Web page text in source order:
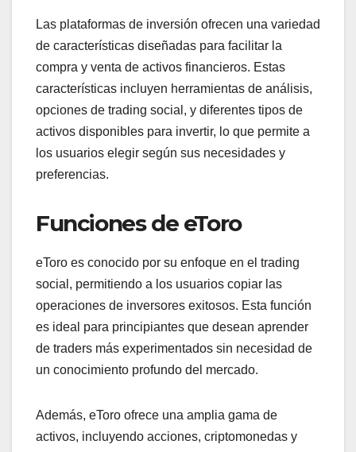
Las plataformas de inversión ofrecen una variedad
de características diseñadas para facilitar la
compra y venta de activos financieros. Estas
características incluyen herramientas de análisis,
opciones de trading social, y diferentes tipos de
activos disponibles para invertir, lo que permite a
los usuarios elegir según sus necesidades y
preferencias.
Funciones de eToro
eToro es conocido por su enfoque en el trading
social, permitiendo a los usuarios copiar las
operaciones de inversores exitosos. Esta función
es ideal para principiantes que desean aprender
de traders más experimentados sin necesidad de
un conocimiento profundo del mercado.
Además, eToro ofrece una amplia gama de
activos, incluyendo acciones, criptomonedas y